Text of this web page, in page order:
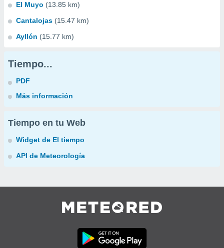
El Muyo (13.85 km)
Cantalojas (15.47 km)
Ayllón (15.77 km)
Tiempo...
PDF
Más información
Tiempo en tu Web
Widget de El tiempo
API de Meteorología